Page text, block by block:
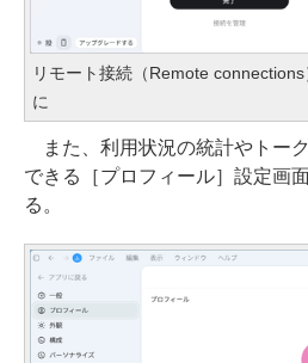
リモート接続（Remote
に
また、利用状況の統計やトー
できる［プロフィール］設定画
る。